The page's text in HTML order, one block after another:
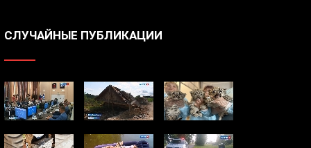
СЛУЧАЙНЫЕ ПУБЛИКАЦИИ